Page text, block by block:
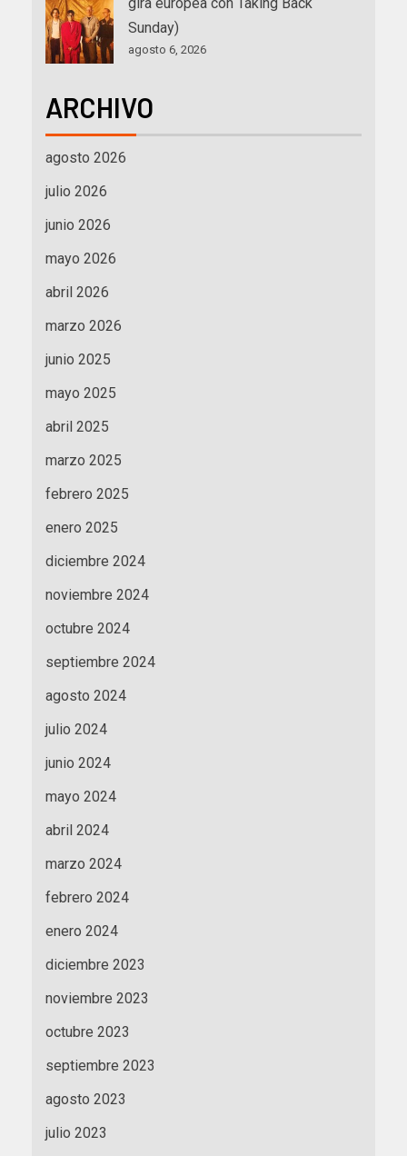
Sunday)
agosto 6, 2026
ARCHIVO
agosto 2026
julio 2026
junio 2026
mayo 2026
abril 2026
marzo 2026
junio 2025
mayo 2025
abril 2025
marzo 2025
febrero 2025
enero 2025
diciembre 2024
noviembre 2024
octubre 2024
septiembre 2024
agosto 2024
julio 2024
junio 2024
mayo 2024
abril 2024
marzo 2024
febrero 2024
enero 2024
diciembre 2023
noviembre 2023
octubre 2023
septiembre 2023
agosto 2023
julio 2023